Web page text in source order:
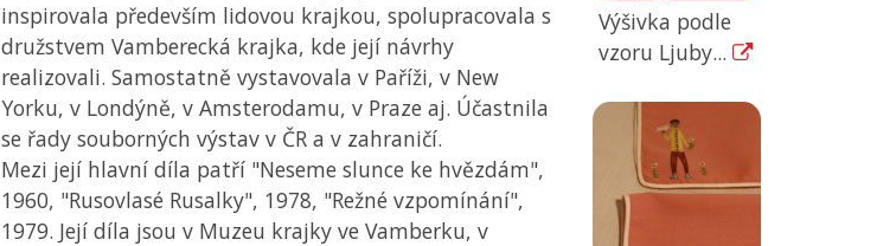
inspirovala především lidovou krajkou, spolupracovala s
družstvem Vamberecká krajka, kde její návrhy
realizovali. Samostatně vystavovala v Paříži, v New
Yorku, v Londýně, v Amsterodamu, v Praze aj. Účastnila
se řady souborných výstav v ČR a v zahraničí.
Mezi její hlavní díla patří "Neseme slunce ke hvězdám",
1960, "Rusovlasé Rusalky", 1978, "Režné vzpomínání",
1979. Její díla jsou v Muzeu krajky ve Vamberku, v
Výšivka podle
vzoru Ljuby...